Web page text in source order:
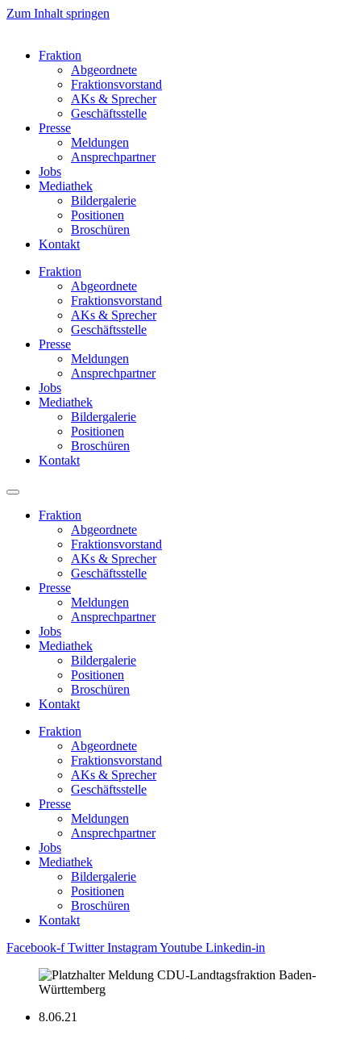
Zum Inhalt springen
Fraktion
Abgeordnete
Fraktions­vorstand
AKs & Sprecher
Geschäftsstelle
Presse
Meldungen
Ansprechpartner
Jobs
Mediathek
Bildergalerie
Positionen
Broschüren
Kontakt
Fraktion
Abgeordnete
Fraktions­vorstand
AKs & Sprecher
Geschäftsstelle
Presse
Meldungen
Ansprechpartner
Jobs
Mediathek
Bildergalerie
Positionen
Broschüren
Kontakt
Fraktion
Abgeordnete
Fraktions­vorstand
AKs & Sprecher
Geschäftsstelle
Presse
Meldungen
Ansprechpartner
Jobs
Mediathek
Bildergalerie
Positionen
Broschüren
Kontakt
Fraktion
Abgeordnete
Fraktions­vorstand
AKs & Sprecher
Geschäftsstelle
Presse
Meldungen
Ansprechpartner
Jobs
Mediathek
Bildergalerie
Positionen
Broschüren
Kontakt
Facebook-f Twitter InstagramYoutube Linkedin-in
8.06.21